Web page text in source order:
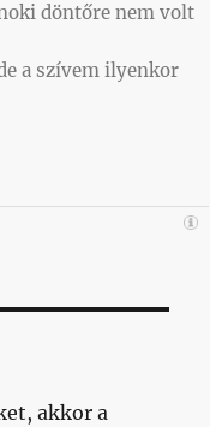
döntőre nem volt
a szívem ilyenkor
akkor a